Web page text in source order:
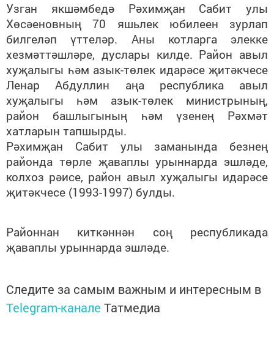
Узган якшәмбедә Рәхимҗан Сабит улы
Хөсәеновның 70 яшьлек юбилеен зурлап
билгеләп үттеләр. Аны котларга элекке
хезмәттәшләре, дуслары килде. Район авыл
хуҗалыгы һәм азык-төлек идарәсе җитәкчесе
Ленар Абдуллин аңа республика авыл
хуҗалыгы һәм азык-төлек министрының,
район башлыгының һәм үзенең Рәхмәт
хатларын тапшырды.
Рәхимҗан Сабит улы заманында безнең
районда төрле җаваплы урыннарда эшләде,
колхоз рәисе, район авыл хуҗалыгы идарәсе
җитәкчесе (1993-1997) булды.
Районнан киткәннән соң республикада
җаваплы урыннарда эшләде.
Следите за самым важным и интересным в
Telegram-канале Татмедиа